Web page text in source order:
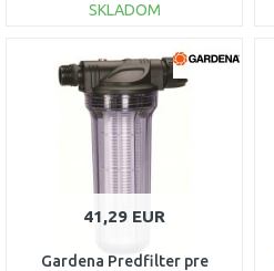
SKLADOM
DO KOŠÍKA
Porovnať
41,29 EUR
Gardena Predfilter pre